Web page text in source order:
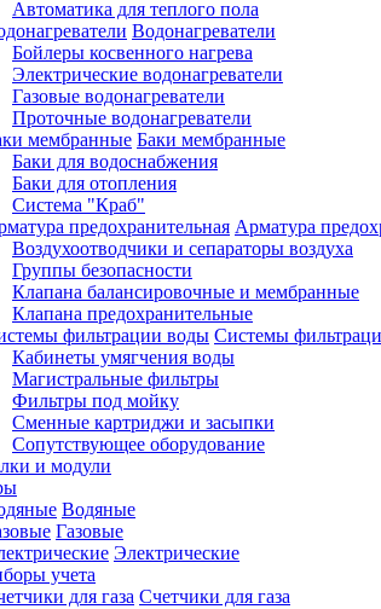
Автоматика для теплого пола
Водонагреватели
Бойлеры косвенного нагрева
Электрические водонагреватели
Газовые водонагреватели
Проточные водонагреватели
Баки мембранные
Баки для водоснабжения
Баки для отопления
Система "Краб"
Арматура
Воздухоотводчики и сепараторы воздуха
Группы безопасности
Клапана балансировочные и мембранные
Клапана предохранительные
Системы
Кабинеты умягчения воды
Магистральные фильтры
Фильтры под мойку
Сменные картриджи и засыпки
Сопутствующее оборудование
и модули
Водяные
Газовые
Электрические
учета
Счетчики для газа